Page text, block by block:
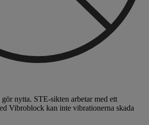
nytta. STE-sikten arbetar med ett
Vibroblock kan inte vibrationerna skada